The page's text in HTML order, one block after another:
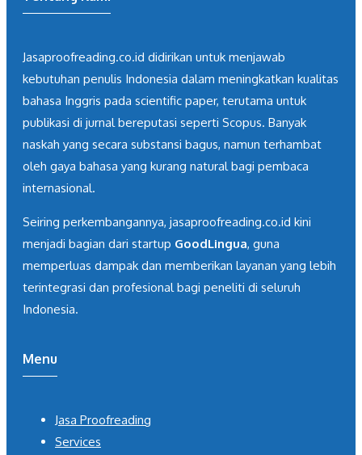
Jasaproofreading.co.id didirikan untuk menjawab
kebutuhan penulis Indonesia dalam meningkatkan kualitas
bahasa Inggris pada scientific paper, terutama untuk
publikasi di jurnal bereputasi seperti Scopus. Banyak
naskah yang secara substansi bagus, namun terhambat
oleh gaya bahasa yang kurang natural bagi pembaca
internasional.
Seiring perkembangannya, jasaproofreading.co.id kini
menjadi bagian dari startup GoodLingua, guna
memperluas dampak dan memberikan layanan yang lebih
terintegrasi dan profesional bagi peneliti di seluruh
Indonesia.
Menu
Jasa Proofreading
Services